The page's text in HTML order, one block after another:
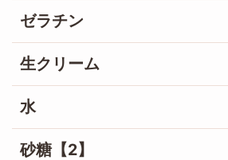
ゼラチン
生クリーム
水
砂糖【2】